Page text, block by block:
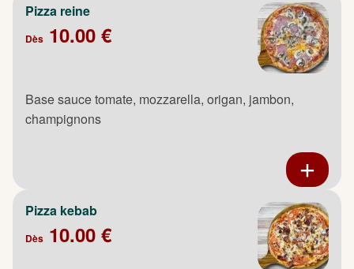
Pizza reine
Dès 10.00 €
Base sauce tomate, mozzarella, origan, jambon,
champignons
Pizza kebab
Dès 10.00 €